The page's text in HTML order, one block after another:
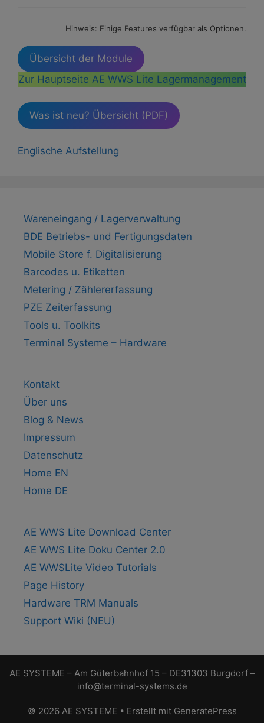
Hinweis: Einige Features verfügbar als Optionen.
Übersicht der Module
Zur Hauptseite AE WWS Lite Lagermanagement
Was ist neu? Übersicht (PDF)
Englische Aufstellung
Wareneingang / Lagerverwaltung
BDE Betriebs- und Fertigungsdaten
Mobile Store f. Digitalisierung
Barcodes u. Etiketten
Metering / Zählererfassung
PZE Zeiterfassung
Tools u. Toolkits
Terminal Systeme – Hardware
Kontakt
Über uns
Blog & News
Impressum
Datenschutz
Home EN
Home DE
AE WWS Lite Download Center
AE WWS Lite Doku Center 2.0
AE WWSLite Video Tutorials
Page History
Hardware TRM Manuals
Support Wiki (NEU)
AE SYSTEME – Am Güterbahnhof 15 – DE31303 Burgdorf –
info@terminal-systems.de
© 2026 AE SYSTEME • Erstellt mit GeneratePress